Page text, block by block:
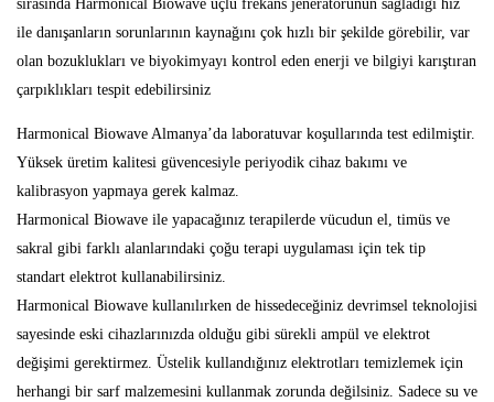
sırasında Harmonical Biowave üçlü frekans jeneratörünün sağladığı hız
ile danışanların sorunlarının kaynağını çok hızlı bir şekilde görebilir, var
olan bozuklukları ve biyokimyayı kontrol eden enerji ve bilgiyi karıştıran
çarpıklıkları tespit edebilirsiniz
Harmonical Biowave Almanya’da laboratuvar koşullarında test edilmiştir.
Yüksek üretim kalitesi güvencesiyle periyodik cihaz bakımı ve
kalibrasyon yapmaya gerek kalmaz.
Harmonical Biowave ile yapacağınız terapilerde vücudun el, timüs ve
sakral gibi farklı alanlarındaki çoğu terapi uygulaması için tek tip
standart elektrot kullanabilirsiniz.
Harmonical Biowave kullanılırken de hissedeceğiniz devrimsel teknolojisi
sayesinde eski cihazlarınızda olduğu gibi sürekli ampül ve elektrot
değişimi gerektirmez. Üstelik kullandığınız elektrotları temizlemek için
herhangi bir sarf malzemesini kullanmak zorunda değilsiniz. Sadece su ve